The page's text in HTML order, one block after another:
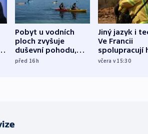
Pobyt u vodních
ploch zvyšuje
duševní pohodu,
ukázala
před 16h
Jiný jazyk i
Ve Francii
spolupracují
různých zemí
včera v 15:30